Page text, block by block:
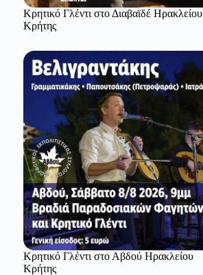
Κρητικό Γλέντι στο Διαβαϊδέ Ηρακλείου
Κρήτης
Κρητικό Γλέντι στο Αβδού Ηρακλείου
Κρήτης